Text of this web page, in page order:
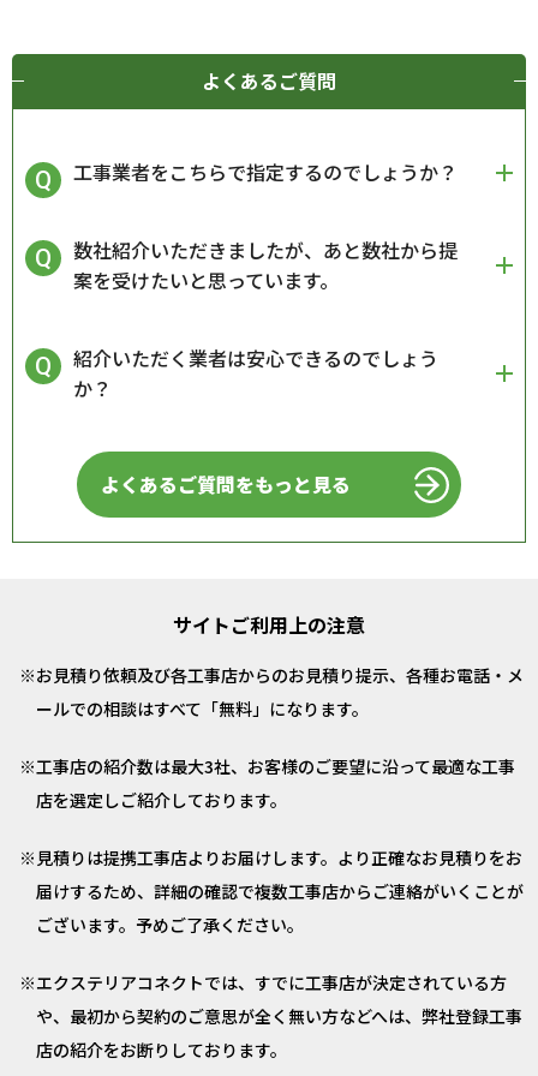
よくあるご質問
工事業者をこちらで指定するのでしょうか？
数社紹介いただきましたが、あと数社から提
案を受けたいと思っています。
紹介いただく業者は安心できるのでしょう
か？
よくあるご質問をもっと見る
サイトご利用上の注意
お見積り依頼及び各工事店からのお見積り提示、各種お電話・メ
ールでの相談はすべて「無料」になります。
工事店の紹介数は最大3社、お客様のご要望に沿って最適な工事
店を選定しご紹介しております。
見積りは提携工事店よりお届けします。より正確なお見積りをお
届けするため、詳細の確認で複数工事店からご連絡がいくことが
ございます。予めご了承ください。
エクステリアコネクトでは、すでに工事店が決定されている方
や、最初から契約のご意思が全く無い方などへは、弊社登録工事
店の紹介をお断りしております。